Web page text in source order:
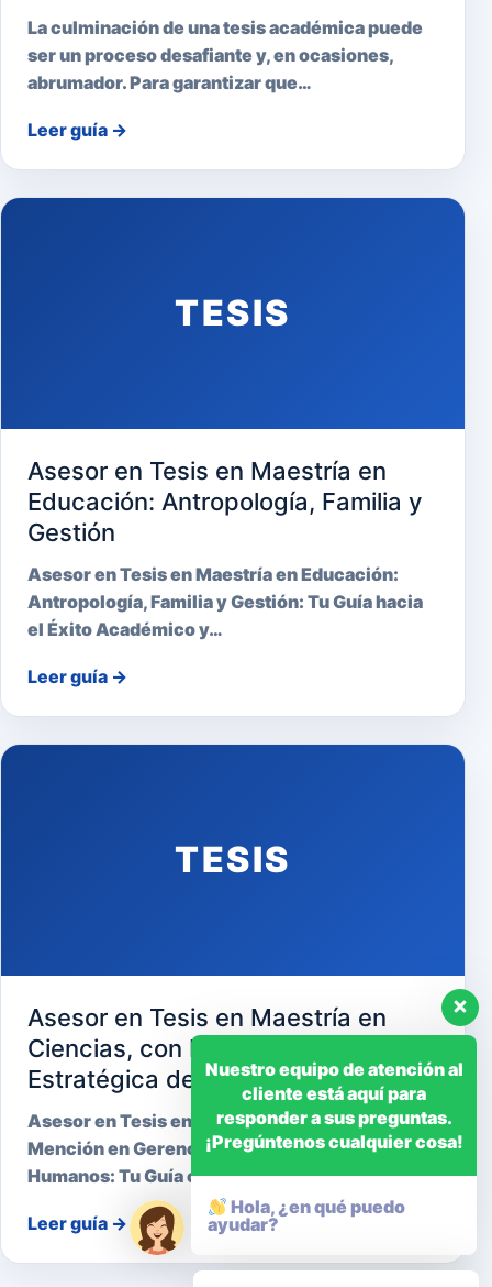
La culminación de una tesis académica puede
ser un proceso desafiante y, en ocasiones,
abrumador. Para garantizar que…
Leer guía →
TESIS
Asesor en Tesis en Maestría en
Educación: Antropología, Familia y
Gestión
Asesor en Tesis en Maestría en Educación:
Antropología, Familia y Gestión: Tu Guía hacia
el Éxito Académico y…
Leer guía →
TESIS
Asesor en Tesis en Maestría en
Ciencias, con Mención en Gerencia
Estratégica de Recursos Humanos
Asesor en Tesis en Maestría en Ciencias, con
Mención en Gerencia Estratégica de Recursos
Humanos: Tu Guía cara…
Leer guía →
Nuestro equipo de atención al
cliente está aquí para
responder a sus preguntas.
¡Pregúntenos cualquier cosa!
Hola, ¿en qué puedo
ayudar?